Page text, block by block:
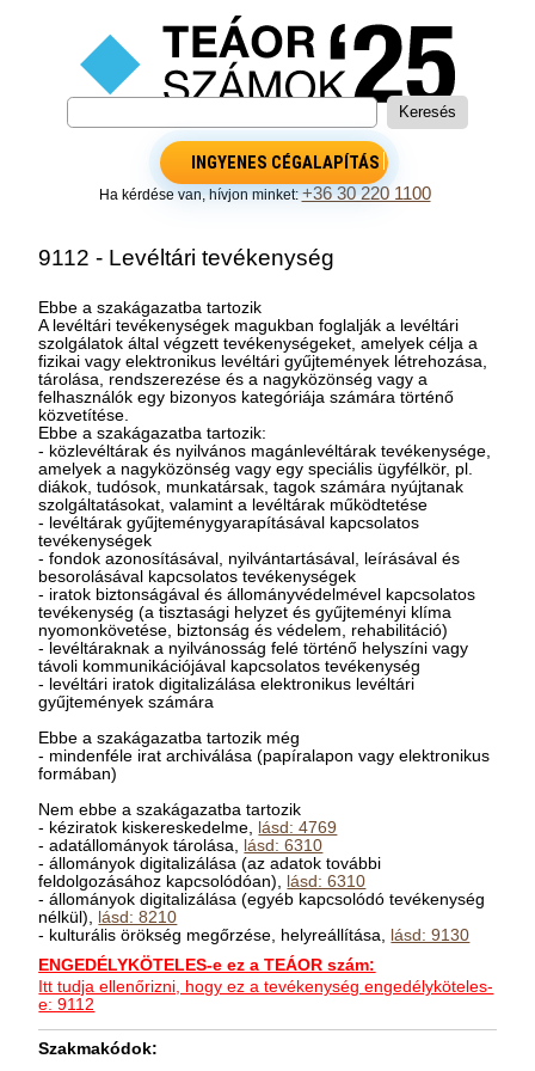
INGYENES CÉGALAPÍTÁS
Ha kérdése van, hívjon minket:+36 30 220 1100
9112 - Levéltári tevékenység
Ebbe a szakágazatba tartozik
A levéltári tevékenységek magukban foglalják a levéltári
szolgálatok által végzett tevékenységeket, amelyek célja a
fizikai vagy elektronikus levéltári gyűjtemények létrehozása,
tárolása, rendszerezése és a nagyközönség vagy a
felhasználók egy bizonyos kategóriája számára történő
közvetítése.
Ebbe a szakágazatba tartozik:
- közlevéltárak és nyilvános magánlevéltárak tevékenysége,
amelyek a nagyközönség vagy egy speciális ügyfélkör, pl.
diákok, tudósok, munkatársak, tagok számára nyújtanak
szolgáltatásokat, valamint a levéltárak működtetése
- levéltárak gyűjteménygyarapításával kapcsolatos
tevékenységek
- fondok azonosításával, nyilvántartásával, leírásával és
besorolásával kapcsolatos tevékenységek
- iratok biztonságával és állományvédelmével kapcsolatos
tevékenység (a tisztasági helyzet és gyűjteményi klíma
nyomonkövetése, biztonság és védelem, rehabilitáció)
- levéltáraknak a nyilvánosság felé történő helyszíni vagy
távoli kommunikációjával kapcsolatos tevékenység
- levéltári iratok digitalizálása elektronikus levéltári
gyűjtemények számára
Ebbe a szakágazatba tartozik még
- mindenféle irat archiválása (papíralapon vagy elektronikus
formában)
Nem ebbe a szakágazatba tartozik
- kéziratok kiskereskedelme, lásd: 4769
- adatállományok tárolása, lásd: 6310
- állományok digitalizálása (az adatok további
feldolgozásához kapcsolódóan), lásd: 6310
- állományok digitalizálása (egyéb kapcsolódó tevékenység
nélkül), lásd: 8210
- kulturális örökség megőrzése, helyreállítása, lásd: 9130
ENGEDÉLYKÖTELES-e ez a TEÁOR szám:
Itt tudja ellenőrizni, hogy ez a tevékenység engedélyköteles-
e: 9112
Szakmakódok: